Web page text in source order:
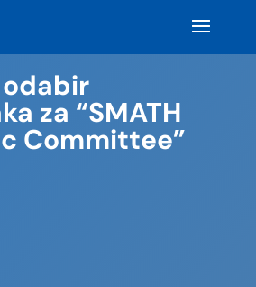
odabir
za “SMATH
Committee”